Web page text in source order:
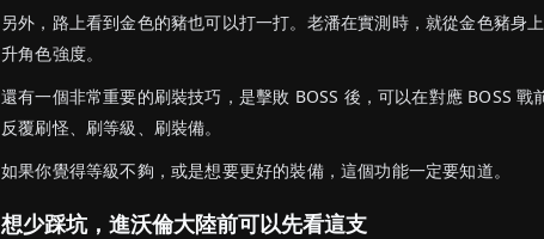
另外，路上看到金色的豬也可以打一打。老潘在實測時，就從金色豬身
升角色強度。
還有一個非常重要的刷裝技巧，是擊敗 BOSS 後，可以在對應 BOSS
反覆刷怪、刷等級、刷裝備。
如果你覺得等級不夠，或是想要更好的裝備，這個功能一定要知道。
想少踩坑，進沃倫大陸前可以先看這支